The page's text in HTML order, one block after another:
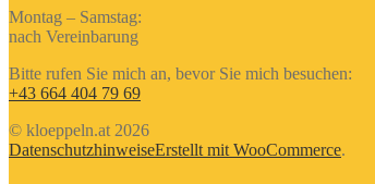
Montag – Samstag:
nach Vereinbarung
Bitte rufen Sie mich an, bevor Sie mich besuchen:
+43 664 404 79 69
© kloeppeln.at 2026
DatenschutzhinweiseErstellt mit WooCommerce.